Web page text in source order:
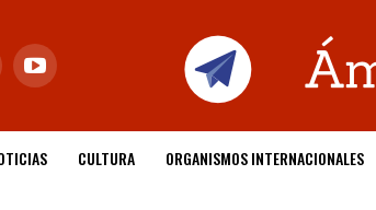
CULTURA ORGANISMOS INTERNACIONALES